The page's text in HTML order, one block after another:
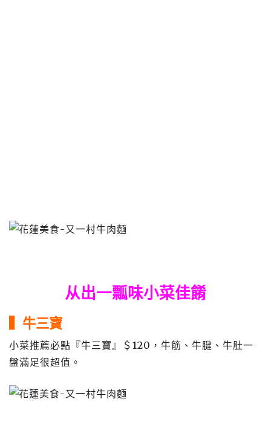
从出一瓢味小菜佳餚
▍牛三寶
小菜推薦必點『牛三寶』＄120，牛筋、牛腱、牛肚一
盤滿足很超值。